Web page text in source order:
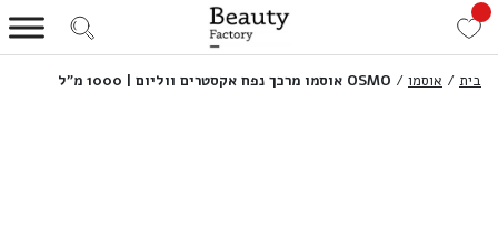
בית / אוסמו / OSMO אוסמו מרכך נפח אקסטרים ווליום | 1000 מ”ל